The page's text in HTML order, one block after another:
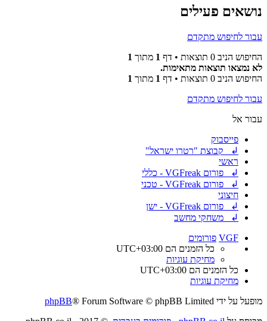
נושאים פעילים
עבור לחיפוש מתקדם
החיפוש הניב 0 תוצאות • דף
1 מתוך 1
לא נמצאו תוצאות מתאימות.
החיפוש הניב 0 תוצאות • דף
1 מתוך 1
עבור לחיפוש מתקדם
עבור אל
פייסבוק
↲ קבוצת "רטרו ישראל"
ראשי
↲ פורום VGFreak - כללי
↲ פורום VGFreak - טכני
חיצוני
↲ פורום VGFreak - ישן
↲ משחקי מחשב
VGF פורומים
כל הזמנים הם UTC+03:00
מחיקת עוגיות
כל הזמנים הם UTC+03:00
מחיקת עוגיות
מופעל על ידי
phpBB® Forum Software © phpBB Limited